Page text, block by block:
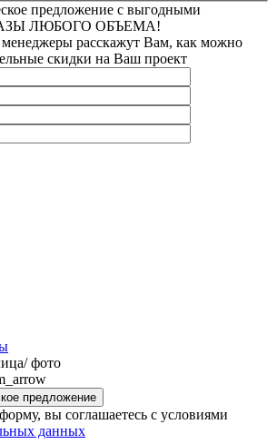
предложение с выгодными
ЛЮБОГО ОБЪЕМА!
расскажут Вам, как можно
скидки на Ваш проект
фото
вы соглашаетесь с условиями
данных